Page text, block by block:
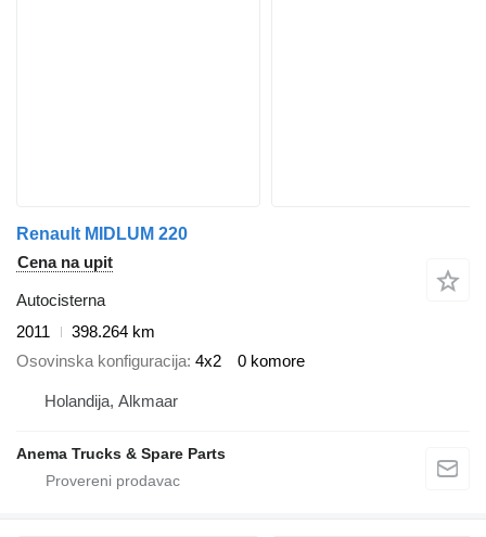
Renault MIDLUM 220
Cena na upit
Autocisterna
2011
398.264 km
Osovinska konfiguracija 4x2 0 komore
Holandija, Alkmaar
Anema Trucks & Spare Parts